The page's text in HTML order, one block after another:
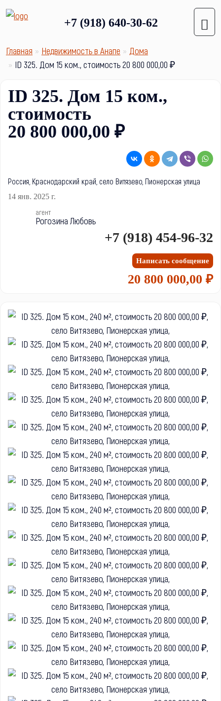
+7 (918) 640-30-62
Главная Недвижимость в Анапе
Дома
ID 325. Дом 15 ком., стоимость 20 800 000,00 ₽
ID 325. Дом 15 ком.,
стоимость
20 800 000,00 ₽
Россия, Краснодарский край, село Витязево, Пионерская улица
14 янв. 2025 г.
агент
Рогозина Любовь
+7 (918) 454-96-32
Написать сообщение
20 800 000,00 ₽